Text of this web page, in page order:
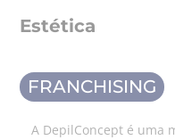
Estética
FRANCHISING
A DepilConcept é uma